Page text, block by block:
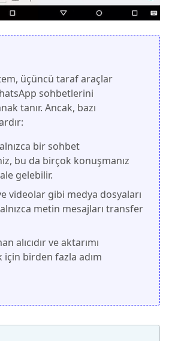
üçüncü taraf araçlar
sohbetlerini
tanır. Ancak, bazı
bir sohbet
bu da birçok konuşmanız
gelebilir.
videolar gibi medya dosyaları
metin mesajları transfer
alıcıdır ve aktarımı
birden fazla adım